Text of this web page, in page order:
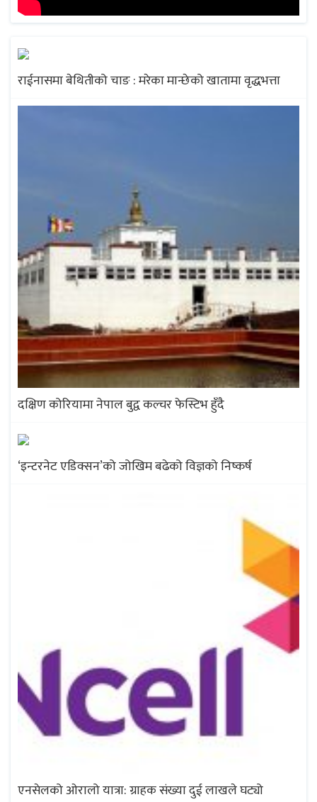
राईनासमा बेथितीको चाङ : मरेका मान्छेको खातामा वृद्धभत्ता
दक्षिण कोरियामा नेपाल बुद्व कल्चर फेस्टिभ हुँदै
‘इन्टरनेट एडिक्सन’को जोखिम बढेको विज्ञको निष्कर्ष
एनसेलको ओरालो यात्रा: ग्राहक संख्या दुई लाखले घट्यो